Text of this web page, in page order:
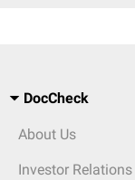
DocCheck
About Us
Investor Relations